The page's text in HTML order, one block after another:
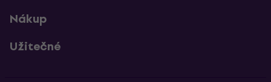
Nákup
Užitečné